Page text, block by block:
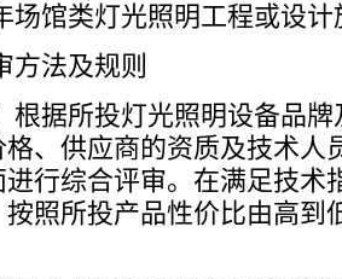
场馆类灯光照明工程或设
方法及规则
根据所投灯光照明设备品
、供应商的资质及技术人
行综合评审。在满足技术
照所投产品性价比由高到